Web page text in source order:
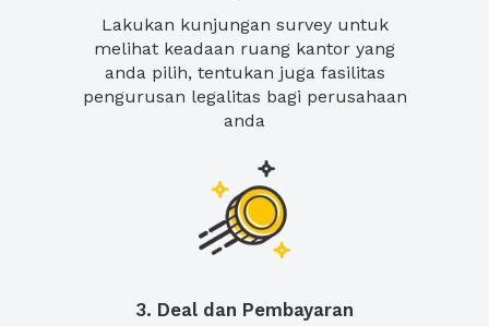
Lakukan kunjungan survey untuk
melihat keadaan ruang kantor yang
anda pilih, tentukan juga fasilitas
pengurusan legalitas bagi perusahaan
anda
3. Deal dan Pembayaran